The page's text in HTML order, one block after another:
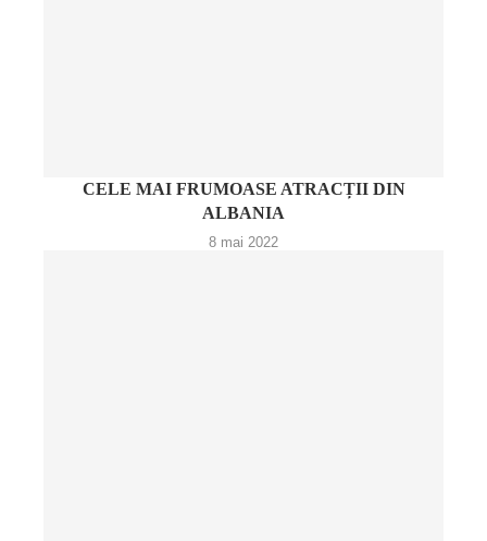
CELE MAI FRUMOASE ATRACȚII DIN
ALBANIA
8 mai 2022